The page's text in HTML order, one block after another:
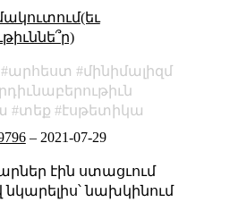
արհեստ
մինիմալիզմ
տեք
էսթետիկա
– 2021-07-29
էին ստացւում
նկարելիս՝ նախկինում